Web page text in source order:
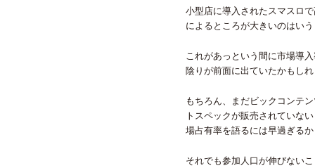
小型店に導入されたスマスロ
によるところが大きいのはい
これがあっという間に市場導
陰りが前面に出ていたかもし
もちろん、まだビックコンテ
トスペックが販売されていな
場占有率を語るには早過ぎる
それでも参加人口が伸びない